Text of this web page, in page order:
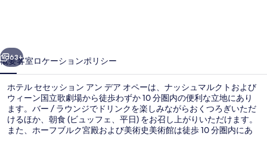
ョ
ン
ア
ン
デ
63+
概要客室ロケーションポリシー
ホテル セセッション アン デア オペーは、ナッシュマルクトおよび
ウィーン国立歌劇場から徒歩わずか 10 分圏内の便利な立地にあり
ます。バー / ラウンジでドリンクを楽しみながらおくつろぎいただ
けるほか、朝食 (ビュッフェ、平日) をお召し上がりいただけます。
また、ホーフブルク宮殿および美術史美術館は徒歩 10 分圏内にあ